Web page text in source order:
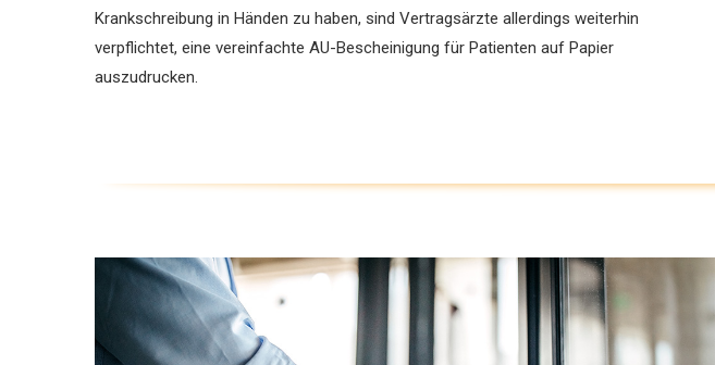
Krankschreibung in Händen zu haben, sind Vertragsärzte ­allerdings weiterhin
verpflichtet, eine vereinfachte AU-Bescheinigung für Patienten auf Papier
auszudrucken.